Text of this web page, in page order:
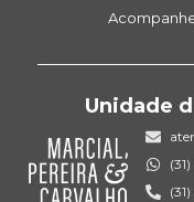
Unidade